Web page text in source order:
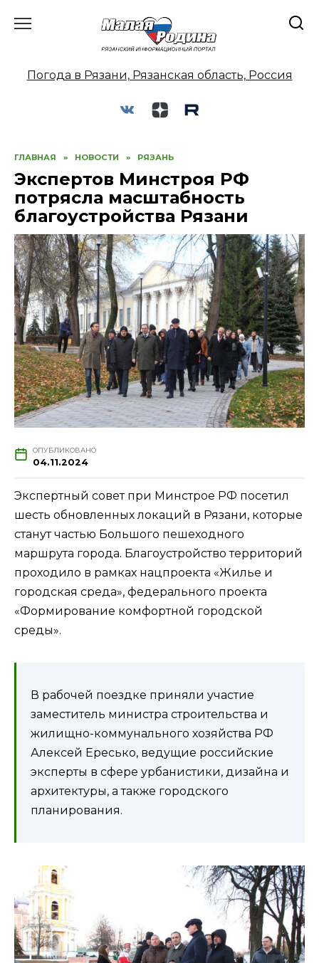
Погода в Рязани, Рязанская область, Россия
ГЛАВНАЯ » НОВОСТИ » РЯЗАНЬ
Экспертов Минстроя РФ
потрясла масштабность
благоустройства Рязани
ОПУБЛИКОВАНО
04.11.2024
Экспертный совет при Минстрое РФ посетил
шесть обновленных локаций в Рязани, которые
станут частью Большого пешеходного
маршрута города. Благоустройство территорий
проходило в рамках нацпроекта «Жилье и
городская среда», федерального проекта
«Формирование комфортной городской
среды».
В рабочей поездке приняли участие
заместитель министра строительства и
жилищно-коммунального хозяйства РФ
Алексей Ересько, ведущие российские
эксперты в сфере урбанистики, дизайна и
архитектуры, а также городского
планирования.